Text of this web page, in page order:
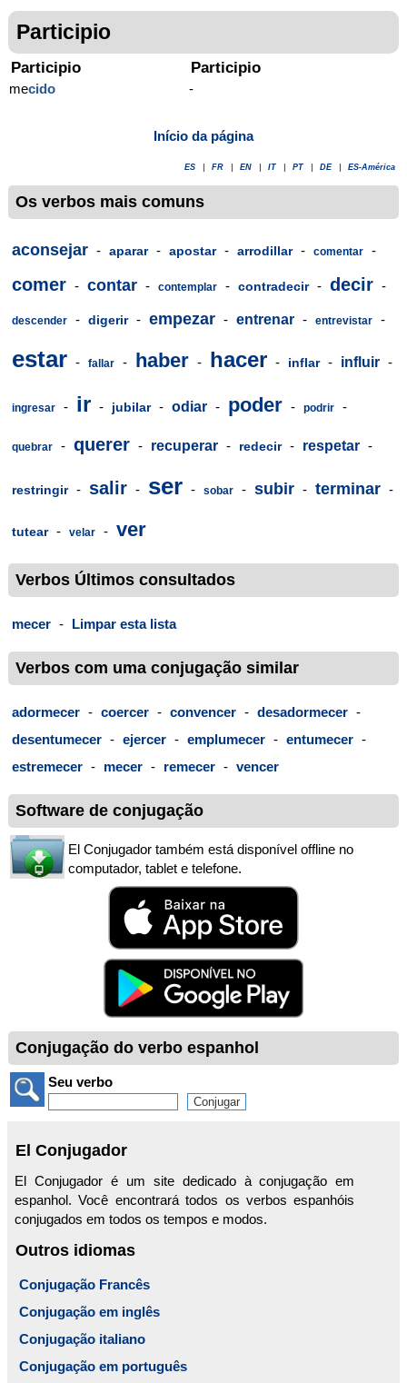
Participio
Participio
mecido
Participio
-
Início da página
ES FR EN IT PT DE ES-América
Os verbos mais comuns
aconsejar - aparar - apostar - arrodillar - comentar -
comer - contar - contemplar - contradecir - decir -
descender - digerir - empezar - entrenar - entrevistar -
estar - fallar - haber - hacer - inflar - influir -
ingresar - ir - jubilar - odiar - poder - podrir -
quebrar - querer - recuperar - redecir - respetar -
restringir - salir - ser - sobar - subir - terminar -
tutear - velar - ver
Verbos Últimos consultados
mecer - Limpar esta lista
Verbos com uma conjugação similar
adormecer - coercer - convencer - desadormecer -
desentumecer - ejercer - emplumecer - entumecer -
estremecer - mecer - remecer - vencer
Software de conjugação
El Conjugador também está disponível offline no
computador, tablet e telefone.
Conjugação do verbo espanhol
Seu verbo
El Conjugador
El Conjugador é um site dedicado à conjugação em
espanhol. Você encontrará todos os verbos espanhóis
conjugados em todos os tempos e modos.
Outros idiomas
Conjugação Francês
Conjugação em inglês
Conjugação italiano
Conjugação em português